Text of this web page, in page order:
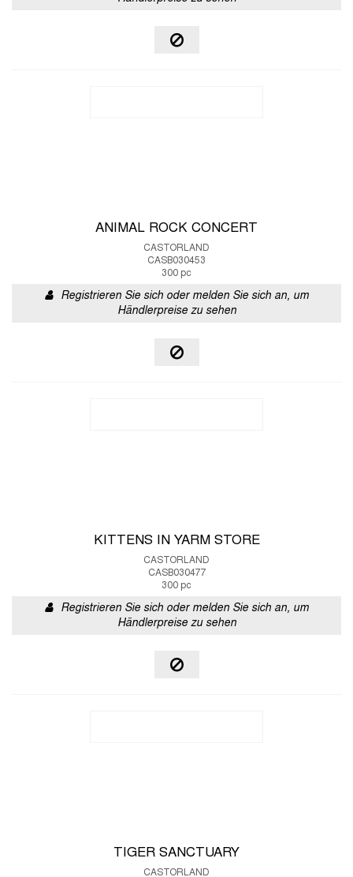
ANIMAL ROCK CONCERT
CASTORLAND
CASB030453
300 pc
Registrieren Sie sich oder melden Sie sich an, um
Händlerpreise zu sehen
KITTENS IN YARM STORE
CASTORLAND
CASB030477
300 pc
Registrieren Sie sich oder melden Sie sich an, um
Händlerpreise zu sehen
TIGER SANCTUARY
CASTORLAND